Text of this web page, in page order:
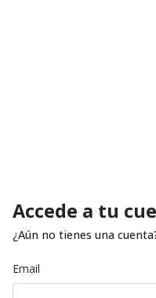
Accede a tu
¿Aún no tienes una
Email